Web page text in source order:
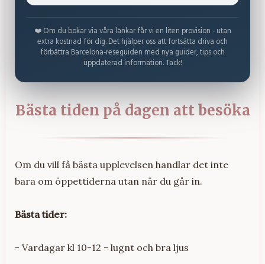
❤️ Om du bokar via våra länkar får vi en liten provision - utan
extra kostnad för dig. Det hjälper oss att fortsätta driva och
förbättra Barcelona-reseguiden med nya guider, tips och
uppdaterad information. Tack!
Bästa tiden på dagen att besöka
Om du vill få bästa upplevelsen handlar det inte
bara om öppettiderna utan när du går in.
Bästa tider:
- Vardagar kl 10-12 - lugnt och bra ljus